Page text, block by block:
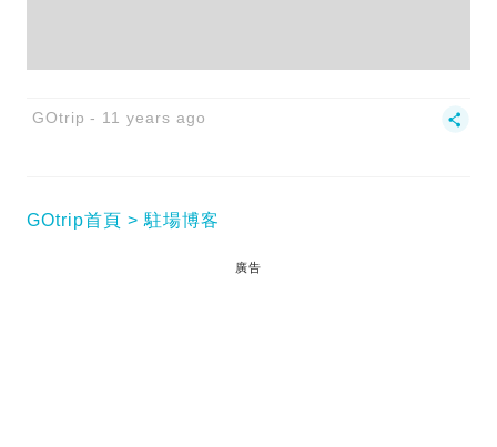
GOtrip 11 years ago
GOtrip首頁 駐場博客
廣告